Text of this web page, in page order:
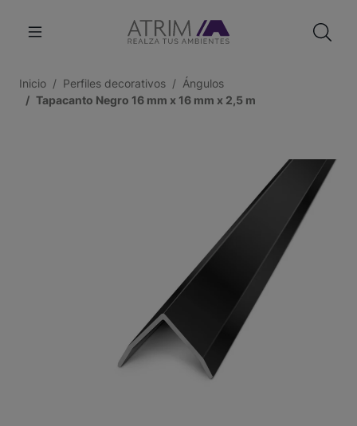
Inicio Perfiles decorativos
Ángulos
Tapacanto Negro 16 mm x 16 mm x 2,5 m